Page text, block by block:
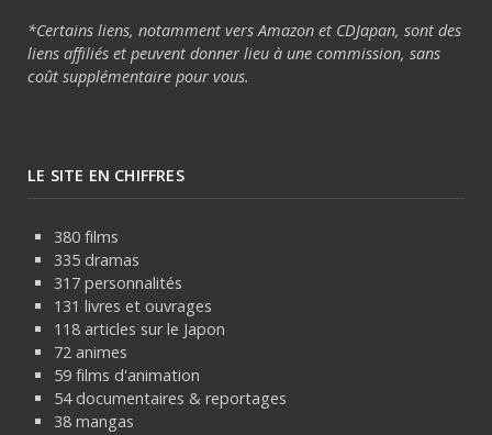
*Certains liens, notamment vers Amazon et CDJapan, sont des
liens affiliés et peuvent donner lieu à une commission, sans
coût supplémentaire pour vous.
LE SITE EN CHIFFRES
380 films
335 dramas
317 personnalités
131 livres et ouvrages
118 articles sur le Japon
72 animes
59 films d'animation
54 documentaires & reportages
38 mangas